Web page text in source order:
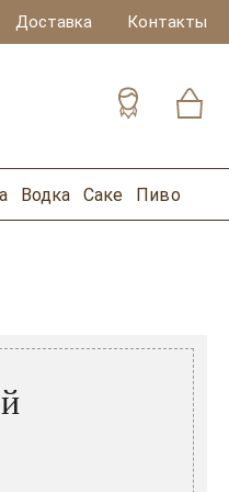
Доставка Контакты
Водка Саке Пиво